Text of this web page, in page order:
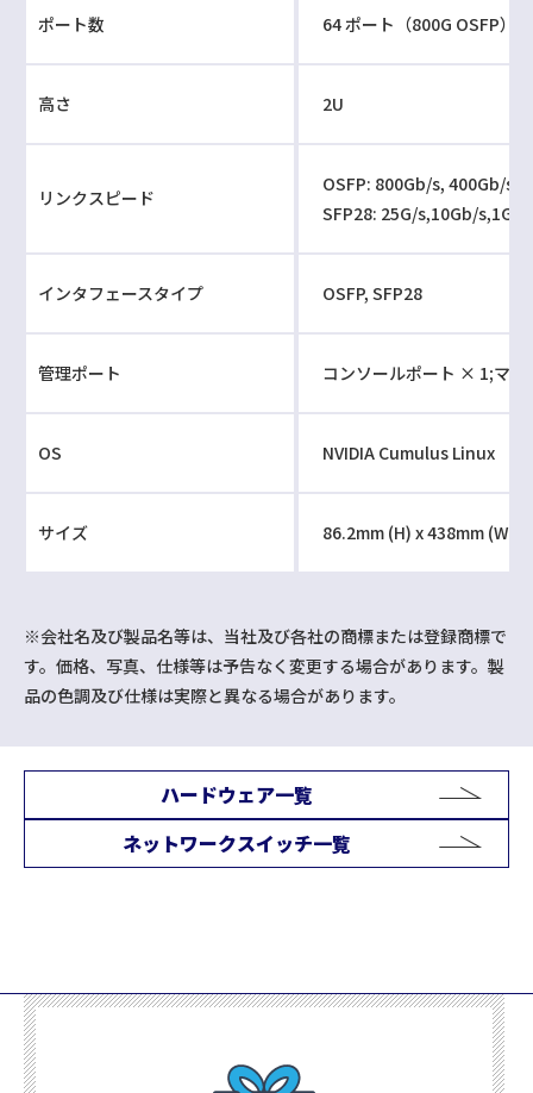
ポート数 64 ポート（800G OSFP）
高さ 2U
リンクスピード
OSFP: 800Gb/s, 400Gb/s,
SFP28: 25G/s,10Gb/
インタフェースタイプ OSFP, SFP28
管理ポート コンソールポート × 1;マ
OS NVIDIA Cumulus Linux
サイズ 86.2mm (H) x 438mm (W) x
※会社名及び製品名等は、当社及び各社の商標または登録商標で
す。価格、写真、仕様等は予告なく変更する場合があります。製
品の色調及び仕様は実際と異なる場合があります。
ハードウェア一覧
ネットワークスイッチ一覧